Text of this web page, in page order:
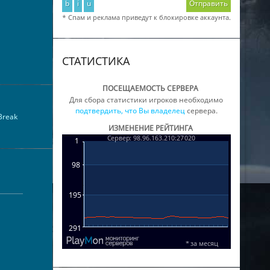
b i u Отправить
* Спам и реклама приведут к блокировке аккаунта.
СТАТИСТИКА
ПОСЕЩАЕМОСТЬ СЕРВЕРА
Для сбора статистики игроков необходимо
подтвердить, что Вы владелецсервера.
ИЗМЕНЕНИЕ РЕЙТИНГА